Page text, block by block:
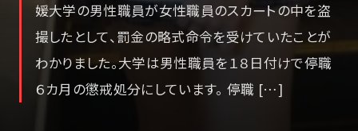
媛大学の男性職員が女性職員のスカートの中を盗
撮したとして、罰金の略式命令を受けていたことが
わかりました。大学は男性職員を１８日付けで停職
６カ月の懲戒処分にしています。 停職 […]